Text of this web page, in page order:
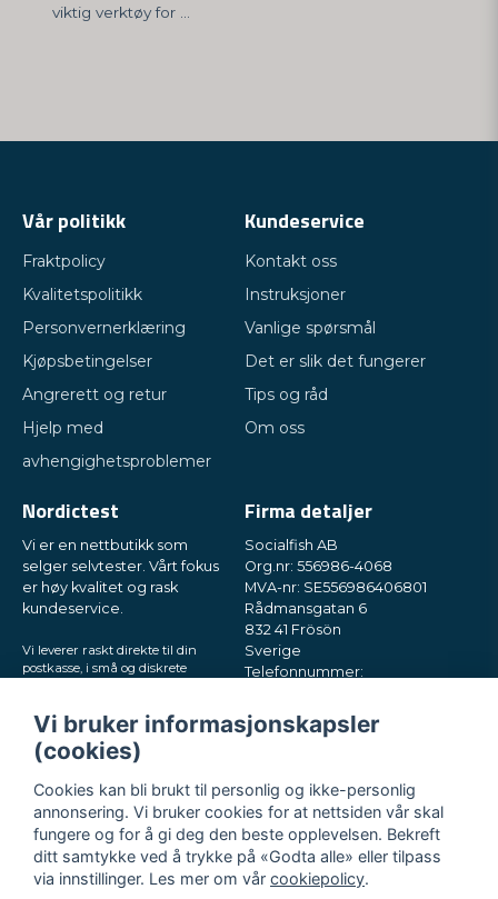
viktig verktøy for ...
Vår politikk
Fraktpolicy
Kvalitetspolitikk
Personvernerklæring
Kjøpsbetingelser
Angrerett og retur
Hjelp med
avhengighetsproblemer
Kundeservice
Kontakt oss
Instruksjoner
Vanlige spørsmål
Det er slik det fungerer
Tips og råd
Om oss
Nordictest
Vi er en nettbutikk som
selger selvtester. Vårt fokus
er høy kvalitet og rask
kundeservice.
Vi leverer raskt direkte til din
postkasse, i små og diskrete
Firma detaljer
Socialfish AB
Org.nr: 556986-4068
MVA-nr: SE556986406801
Rådmansgatan 6
832 41 Frösön
Sverige
Telefonnummer:
E-post:hey@nordictest.no
Vi bruker informasjonskapsler
(cookies)
Cookies kan bli brukt til personlig og ikke-personlig
annonsering. Vi bruker cookies for at nettsiden vår skal
fungere og for å gi deg den beste opplevelsen. Bekreft
ditt samtykke ved å trykke på «Godta alle» eller tilpass
via innstillinger. Les mer om vår cookiepolicy.